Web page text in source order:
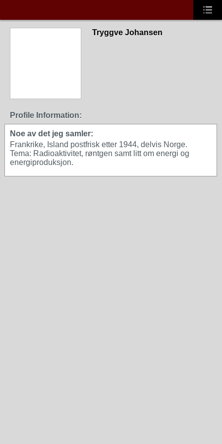
Tryggve Johansen
Profile Information:
Noe av det jeg samler:
Frankrike, Island postfrisk etter 1944, delvis Norge.
Tema: Radioaktivitet, røntgen samt litt om energi og
energiproduksjon.